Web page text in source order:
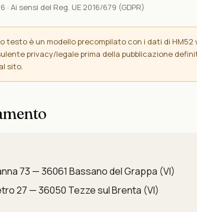
Ai sensi del Reg. UE 2016/679 (GDPR)
testo è un modello precompilato con i dati di HM52
privacy/legale prima della pubblicazione
sito.
73 — 36061 Bassano del Grappa (VI)
27 — 36050 Tezze sul Brenta (VI)